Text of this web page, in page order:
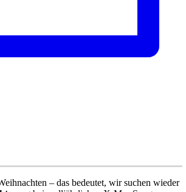
– das bedeutet, wir suchen wieder